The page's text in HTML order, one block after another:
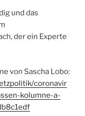
und das
der ein Experte
von Sascha Lobo:
coronavir
kolumne-a-